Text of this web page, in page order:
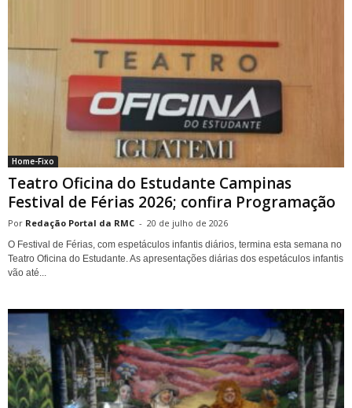
Home-Fixo
Teatro Oficina do Estudante Campinas
Festival de Férias 2026; confira Programação
Redação Portal da RMC - 20 de julho de 2026
O Festival de Férias, com espetáculos infantis diários, termina esta semana no
Teatro Oficina do Estudante. As apresentações diárias dos espetáculos infantis
vão até...